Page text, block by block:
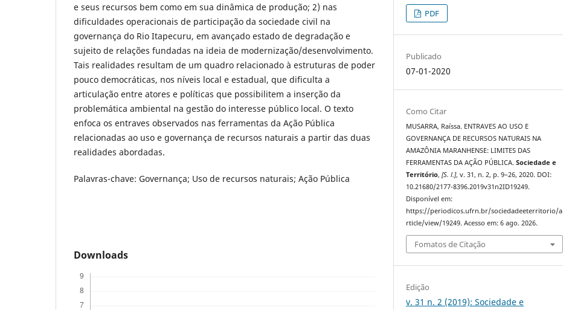
e seus recursos bem como em sua dinâmica de produção; 2) nas
dificuldades operacionais de participação da sociedade civil na
governança do Rio Itapecuru, em avançado estado de degradação e
sujeito de relações fundadas na ideia de modernização/desenvolvimento.
Tais realidades resultam de um quadro relacionado à estruturas de poder
pouco democráticas, nos níveis local e estadual, que dificulta a
articulação entre atores e políticas que possibilitem a inserção da
problemática ambiental na gestão do interesse público local. O texto
enfoca os entraves observados nas ferramentas da Ação Pública
relacionadas ao uso e governança de recursos naturais a partir das duas
realidades abordadas.
Palavras-chave: Governança; Uso de recursos naturais; Ação Pública
Downloads
PDF
Publicado
07-01-2020
Como Citar
MUSARRA, Raíssa. ENTRAVES AO USO E
GOVERNANÇA DE RECURSOS NATURAIS NA
AMAZÔNIA MARANHENSE: LIMITES DAS
FERRAMENTAS DA AÇÃO PÚBLICA.Sociedade e
Território,[S. l.], v. 31, n. 2, p. 9–26, 2020. DOI:
10.21680/2177-8396.2019v31n2ID19249.
Disponível em:
https://periodicos.ufrn.br/sociedadeeterritorio/a
rticle/view/19249. Acesso em: 6 ago. 2026.
Fomatos de Citação
Edição
v. 31 n. 2 (2019): Sociedade e